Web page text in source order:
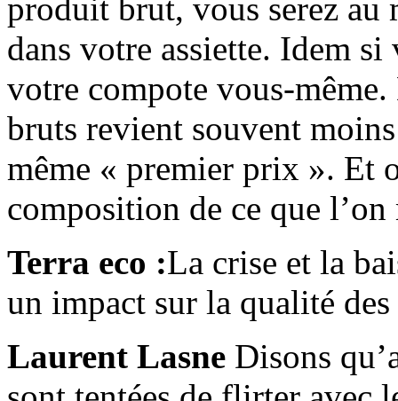
produit brut, vous serez au
dans votre assiette. Idem
votre compote vous-
bruts revient souvent
même « premier prix ». Et
composition de ce que l’on
Terra eco :La crise et la
un impact sur la qualité
Laurent Lasne Disons